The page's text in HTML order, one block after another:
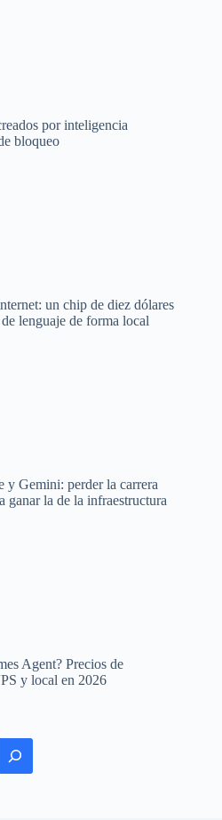
por inteligencia
bloqueo
un chip de diez dólares
lenguaje de forma local
y Gemini: perder la carrera
ganar la de la infraestructura
Agent? Precios de
y local en 2026